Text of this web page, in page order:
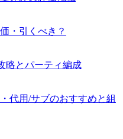
・引くべき？
略とパーティ編成
代用/サブのおすすめと組